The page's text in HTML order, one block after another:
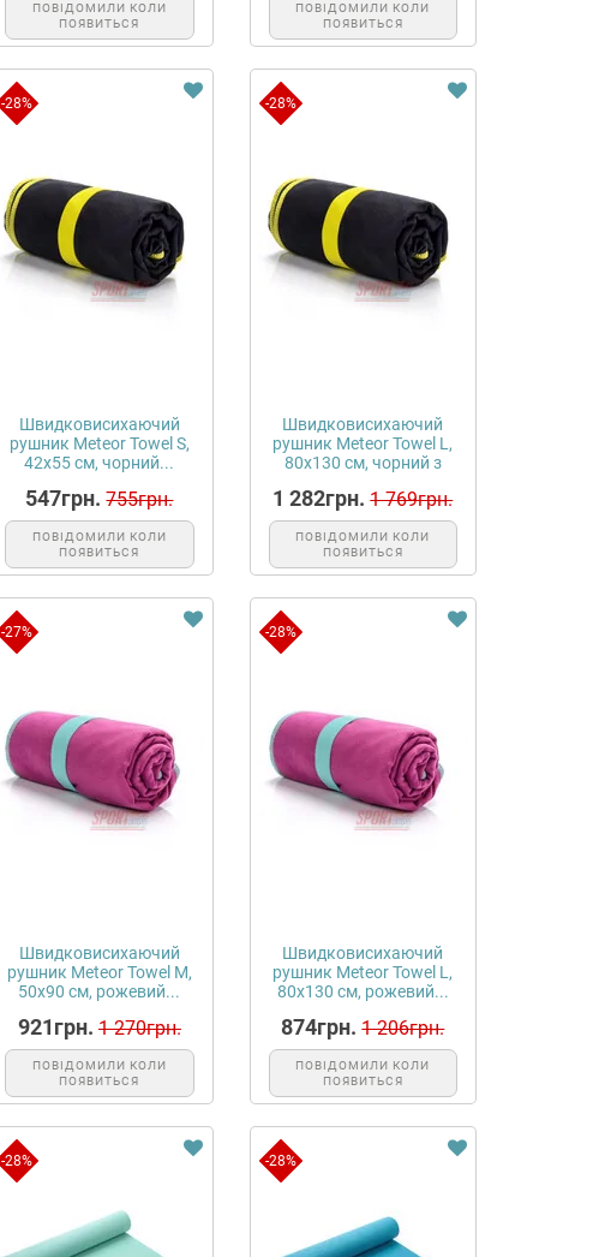
ПОВІДОМИЛИ КОЛИ
ПОЯВИТЬСЯ
ПОВІДОМИЛИ КОЛИ
ПОЯВИТЬСЯ
-28%
Швидковисихаючий
рушник Meteor Towel S,
42х55 см, чорний...
547грн. 755грн.
ПОВІДОМИЛИ КОЛИ
ПОЯВИТЬСЯ
-28%
Швидковисихаючий
рушник Meteor Towel L,
80х130 см, чорний з
1 282грн. 1 769грн.
ПОВІДОМИЛИ КОЛИ
ПОЯВИТЬСЯ
-27%
Швидковисихаючий
рушник Meteor Towel M,
50х90 см, рожевий...
921грн. 1 270грн.
ПОВІДОМИЛИ КОЛИ
ПОЯВИТЬСЯ
-28%
Швидковисихаючий
рушник Meteor Towel L,
80х130 см, рожевий...
874грн. 1 206грн.
ПОВІДОМИЛИ КОЛИ
ПОЯВИТЬСЯ
-28% -28%